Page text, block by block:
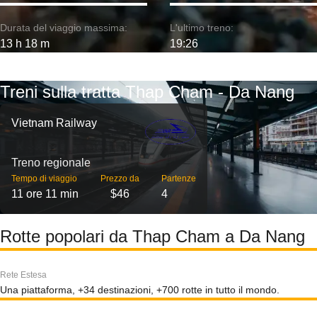
Durata del viaggio massima:
13 h 18 m
L'ultimo treno:
19:26
Treni sulla tratta Thap Cham - Da Nang
Vietnam Railway
Treno regionale
Tempo di viaggio
11 ore 11 min
Prezzo da
$46
Partenze
4
Rotte popolari da Thap Cham a Da Nang
Rete Estesa
Una piattaforma, +34 destinazioni, +700 rotte in tutto il mondo.